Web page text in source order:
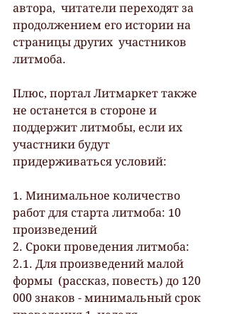
автора,  читатели переходят за
продолжением его истории на
страницы других  участников
литмоба.
Плюс, портал Литмаркет также
не останется в стороне и
поддержит литмобы, если их
участники будут
придерживаться условий:
1. Минимальное количество
работ для старта литмоба: 10
произведений
2. Сроки проведения литмоба:
2.1. Для произведений малой
формы  (рассказ, повесть) до 120
000 знаков - минимальный срок